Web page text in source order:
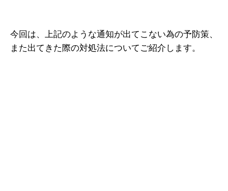
今回は、上記のような通知が出てこない為の予防策、
また出てきた際の対処法についてご紹介します。